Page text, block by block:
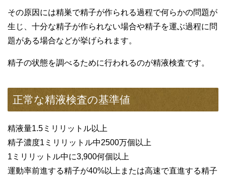
その原因には精巣で精子が作られる過程で何らかの問題が
生じ、十分な精子が作られない場合や精子を運ぶ過程に問
題がある場合などが挙げられます。
精子の状態を調べるために行われるのが精液検査です。
正常な精液検査の基準値
精液量1.5ミリリットル以上
精子濃度1ミリリットル中2500万個以上
1ミリリットル中に3,900何個以上
運動率前進する精子が40%以上または高速で直進する精子